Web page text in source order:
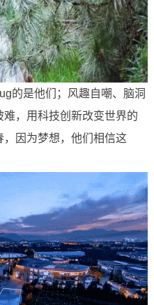
是他们；风趣自嘲、脑洞
，用科技创新改变世界的
因为梦想，他们相信这